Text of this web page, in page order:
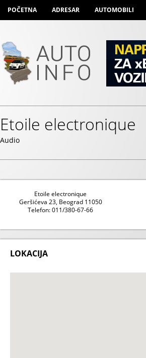
POČETNA ADRESAR AUTOMOBILI
Etoile electronique
Audio
Etoile electronique
Geršićeva 23, Beograd 11050
Telefon: 011/380-67-66
LOKACIJA